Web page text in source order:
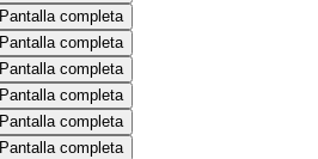
Pantalla completa
Pantalla completa
Pantalla completa
Pantalla completa
Pantalla completa
Pantalla completa